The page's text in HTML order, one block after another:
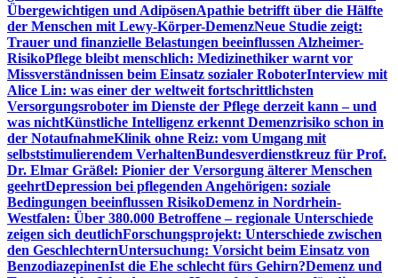
Übergewichtigen und AdipösenApathie betrifft über die Hälfte
der Menschen mit Lewy-Körper-DemenzNeue Studie zeigt:
Trauer und finanzielle Belastungen beeinflussen Alzheimer-
RisikoPflege bleibt menschlich: Medizinethiker warnt vor
Missverständnissen beim Einsatz sozialer RoboterInterview mit
Alice Lin: was einer der weltweit fortschrittlichsten
Versorgungsroboter im Dienste der Pflege derzeit kann – und
was nichtKünstliche Intelligenz erkennt Demenzrisiko schon in
der NotaufnahmeKlinik ohne Reiz: vom Umgang mit
selbststimulierendem VerhaltenBundesverdienstkreuz für Prof.
Dr. Elmar Gräßel: Pionier der Versorgung älterer Menschen
geehrtDepression bei pflegenden Angehörigen: soziale
Bedingungen beeinflussen RisikoDemenz in Nordrhein-
Westfalen: Über 380.000 Betroffene – regionale Unterschiede
zeigen sich deutlichForschungsprojekt: Unterschiede zwischen
den GeschlechternUntersuchung: Vorsicht beim Einsatz von
BenzodiazepinenIst die Ehe schlecht fürs Gehirn?Demenz und